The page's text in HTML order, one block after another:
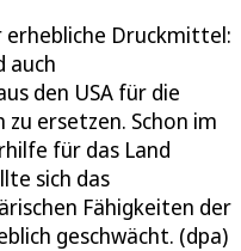
Druckmittel:
auch
den USA für die
ersetzen. Schon im
für das Land
sich das
Fähigkeiten der
geschwächt. (dpa)